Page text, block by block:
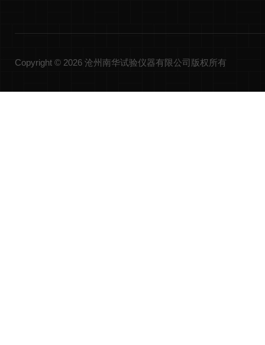
Copyright © 2026 沧州南华试验仪器有限公司版权所有